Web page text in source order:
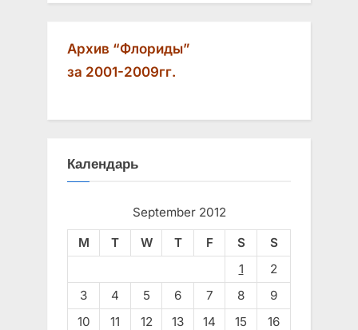
Архив “Флориды”
за 2001-2009гг.
Календарь
September 2012
M
T W T F S
S
1
2
3
4 5 6 7 8
9
10
11 12 13 14 15 16